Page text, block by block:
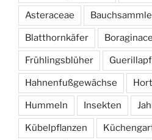
Asteraceae
Blatthornkäfer
Frühlingsblüher
Hahnenfußgewächse
Hummeln Insekten
Kübelpflanzen